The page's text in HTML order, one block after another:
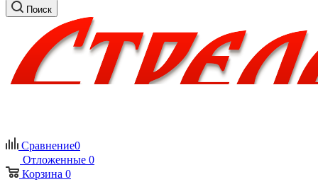
Поиск
Сравнение0
Отложенные 0
Корзина 0